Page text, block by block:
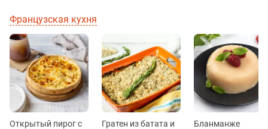
Французская кухня
Открытый пирог с
Гратен из батата и
Бланманже